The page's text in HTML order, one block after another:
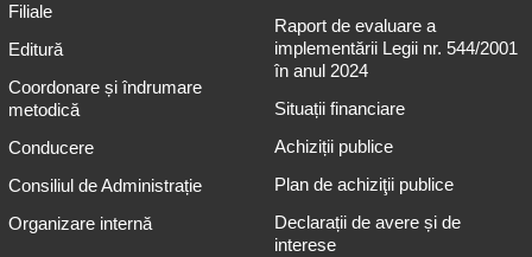
Filiale
Editură
Coordonare și îndrumare
metodică
Conducere
Consiliul de Administrație
Organizare internă
Raport de evaluare a
implementării Legii nr. 544/2001
în anul 2024
Situații financiare
Achiziții publice
Plan de achiziţii publice
Declarații de avere și de
interese